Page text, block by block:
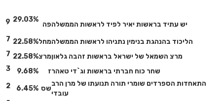
יש עתיד בראשות יאיר לפיד לראשות הממשלהפה
29.03%
9
הליכוד בהנהגת בנימין נתניהו לראשות הממשלהמחל22.58%
7
מרצ השמאל של ישראל בראשות זהבה גלאוןמרצ22.58%
7
שחר כוח חברתי בראשות וג`די טאהרז 9.68%
התאחדות הספרדים שומרי תורה תנועתו של מרן הרב
עובדי
שס 6.45%